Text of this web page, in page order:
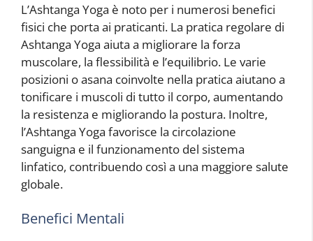
L’Ashtanga Yoga è noto per i numerosi benefici
fisici che porta ai praticanti. La pratica regolare di
Ashtanga Yoga aiuta a migliorare la forza
muscolare, la flessibilità e l’equilibrio. Le varie
posizioni o asana coinvolte nella pratica aiutano a
tonificare i muscoli di tutto il corpo, aumentando
la resistenza e migliorando la postura. Inoltre,
l’Ashtanga Yoga favorisce la circolazione
sanguigna e il funzionamento del sistema
linfatico, contribuendo così a una maggiore salute
globale.
Benefici Mentali